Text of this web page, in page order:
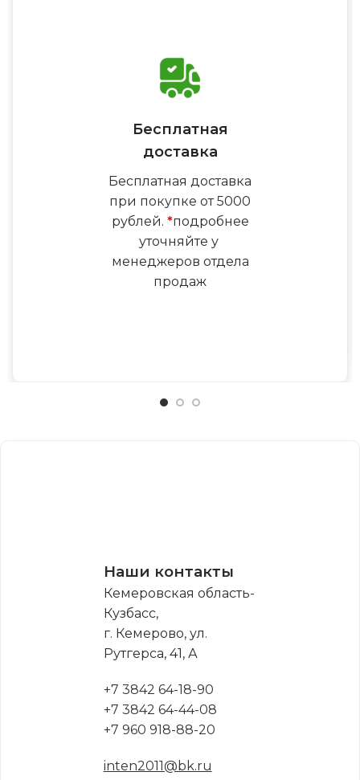
Бесплатная
доставка
Бесплатная доставка
при покупке от 5000
рублей. *подробнее
уточняйте у
менеджеров отдела
продаж
Наши контакты
Кемеровская область-
Кузбасс,
г. Кемерово, ул.
Рутгерса, 41, А
+7 3842 64-18-90
+7 3842 64-44-08
+7 960 918-88-20
inten2011@bk.ru